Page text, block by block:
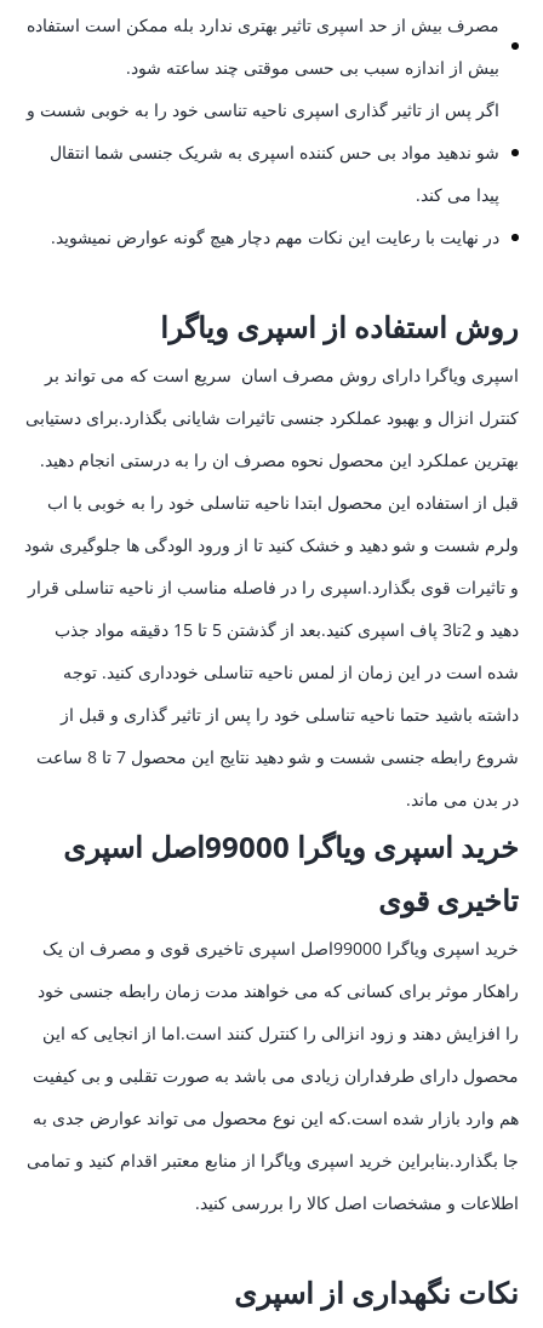
مصرف بیش از حد اسپری تاثیر بهتری ندارد بله ممکن است استفاده
بیش از اندازه سبب بی حسی موقتی چند ساعته شود.
اگر پس از تاثیر گذاری اسپری ناحیه تناسی خود را به خوبی شست و
شو ندهید مواد بی حس کننده اسپری به شریک جنسی شما انتقال
پیدا می کند.
در نهایت با رعایت این نکات مهم دچار هیچ گونه عوارض نمیشوید.
روش استفاده از اسپری ویاگرا
اسپری ویاگرا دارای روش مصرف اسان سریع است که می تواند بر
کنترل انزال و بهبود عملکرد جنسی تاثیرات شایانی بگذارد.برای دستیابی
بهترین عملکرد این محصول نحوه مصرف ان را به درستی انجام دهید.
قبل از استفاده این محصول ابتدا ناحیه تناسلی خود را به خوبی با اب
ولرم شست و شو دهید و خشک کنید تا از ورود الودگی ها جلوگیری شود
و تاثیرات قوی بگذارد.اسپری را در فاصله مناسب از ناحیه تناسلی قرار
دهید و 2تا3 پاف اسپری کنید.بعد از گذشتن 5 تا 15 دقیقه مواد جذب
شده است در این زمان از لمس ناحیه تناسلی خودداری کنید. توجه
داشته باشید حتما ناحیه تناسلی خود را پس از تاثیر گذاری و قبل از
شروع رابطه جنسی شست و شو دهید نتایج این محصول 7 تا 8 ساعت
در بدن می ماند.
خرید اسپری ویاگرا 99000اصل اسپری
تاخیری قوی
خرید اسپری ویاگرا 99000اصل اسپری تاخیری قوی و مصرف ان یک
راهکار موثر برای کسانی که می خواهند مدت زمان رابطه جنسی خود
را افزایش دهند و زود انزالی را کنترل کنند است.اما از انجایی که این
محصول دارای طرفداران زیادی می باشد به صورت تقلبی و بی کیفیت
هم وارد بازار شده است.که این نوع محصول می تواند عوارض جدی به
جا بگذارد.بنابراین خرید اسپری ویاگرا از منابع معتبر اقدام کنید و تمامی
اطلاعات و مشخصات اصل کالا را بررسی کنید.
نکات نگهداری از اسپری